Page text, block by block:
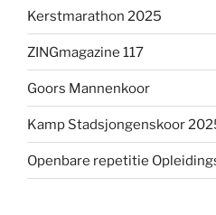
Kerstmarathon 2025
ZINGmagazine 117
Goors Mannenkoor
Kamp Stadsjongenskoor
Openbare repetitie